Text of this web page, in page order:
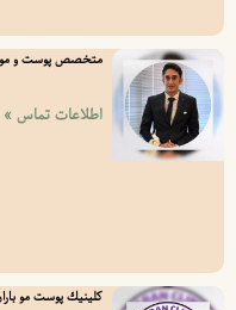
متخصص پوست و مو
اطلاعات تماس »
كلينيك پوست مو